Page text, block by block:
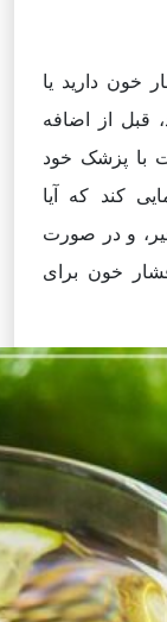
خون دارید یا
قبل از اضافه
با پزشک خود
کند که آیا
و در صورت
خون برای